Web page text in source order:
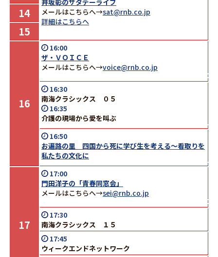
井坂彰のサタデーライブ
メールはこちらへ→sat@rnb.co.jp
詳細はこちらへ
14
15
16
16:00
ザ・ＶＯＩＣＥ
メールはこちらへ→voice@rnb.co.jp
16:30
南海クラシックス ０５
16:35
介護の現場から愛を叫ぶ
16:50
お遍路の里 四国から死に学び生を考える～看取りを
私たちの文化に
17
17:00
門田洋子の「青春同窓会」
メールはこちらへ→sei@rnb.co.jp
17:30
南海クラシックス １５
17:45
ウィークエンドネットワーク